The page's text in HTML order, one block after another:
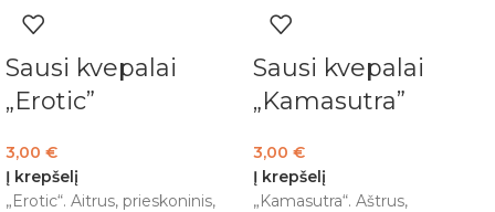
Sausi kvepalai
„Erotic”
3,00 €
Į krepšelį
„Erotic“. Aitrus, prieskoninis,
Sausi kvepalai
„Kamasutra”
3,00 €
Į krepšelį
„Kamasutra“. Aštrus,